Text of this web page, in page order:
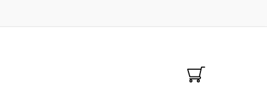
NÁKUPNÍ